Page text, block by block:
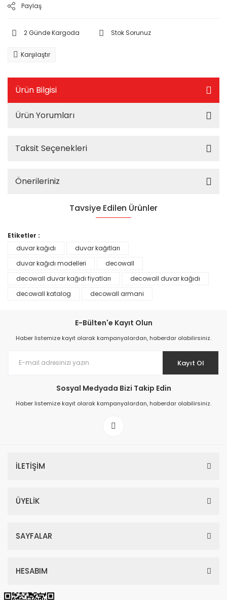
Paylaş
2 Günde Kargoda Stok Sorunuz
Karşılaştır
Ürün Bilgisi
Ürün Yorumları
Taksit Seçenekleri
Önerileriniz
Tavsiye Edilen Ürünler
Prime ArtDECO Duvar Kağıdı Tutkalı 500 gr
199,00 TL
Etiketler :
duvar kağıdı
duvar kağıtları
duvar kağıdı modelleri
decowall
decowall duvar kağıdı fiyatları
decowall duvar kağıdı
decowall katalog
decowall armani
E-Bülten'e Kayıt Olun
Haber listemize kayıt olarak kampanyalardan, haberdar olabilirsiniz.
Kayıt Ol
Sosyal Medyada Bizi Takip Edin
Haber listemize kayıt olarak kampanyalardan, haberdar olabilirsiniz.
İLETİŞİM
ÜYELİK
SAYFALAR
HESABIM